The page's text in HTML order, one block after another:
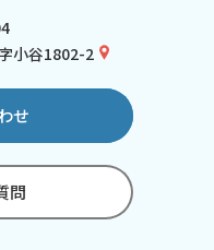
小谷1802-2
せ
問